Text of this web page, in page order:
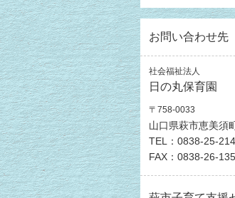
お問い合わせ先
社会福祉法人
日の丸保育園
〒758-0033
山口県萩市恵美須
TEL：0838-25-
FAX：0838-26-